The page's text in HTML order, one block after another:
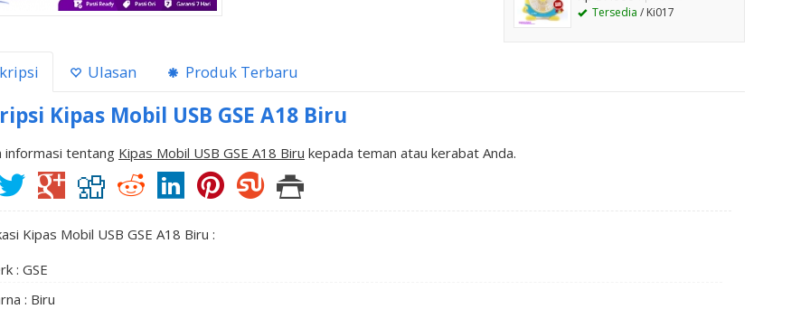
Tersedia / Ki017
Ulasan Produk Terbaru
Kipas Mobil USB GSE A18 Biru
informasi tentang Kipas Mobil USB GSE A18 Biru kepada teman atau kerabat Anda.
Kipas Mobil USB GSE A18 Biru :
: GSE
: Biru